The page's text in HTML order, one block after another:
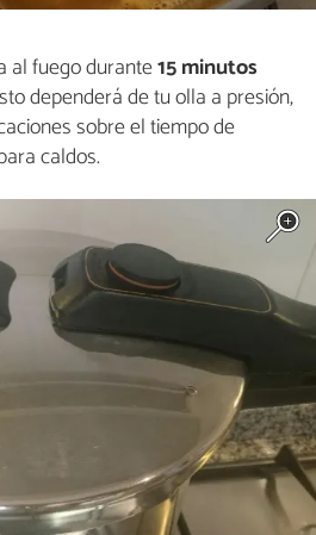
al fuego durante15 minutos
dependerá de tu olla a presión,
sobre el tiempo de
caldos.